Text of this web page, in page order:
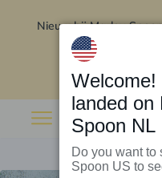
Nieuw bij Marley
Welcome!
landed on
Spoon NL
Do you want to
Spoon US to